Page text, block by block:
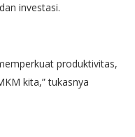
investasi.
produktivitas,
kita,” tukasnya